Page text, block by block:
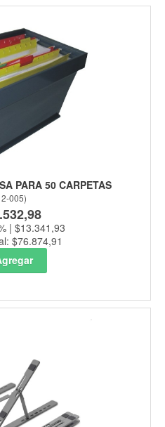
PARA 50 CARPETAS
005)
| $13.341,93
$76.874,91